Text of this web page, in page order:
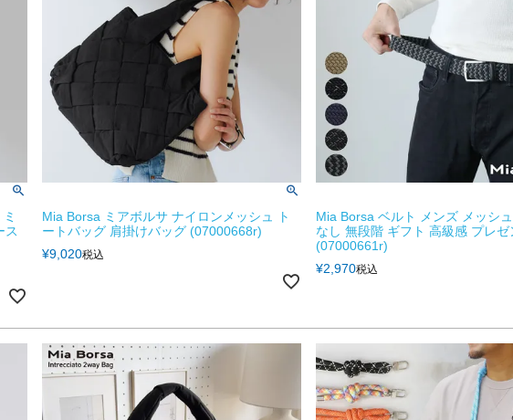
ス
Mia Borsa ミアボルサ ナイロンメッシュ ト
ートバッグ 肩掛けバッグ (07000668r)
¥9,020税込
Mia Borsa ベルト メンズ メッシ
なし 無段階 ギフト 高級感 プレゼ
(07000661r)
¥2,970税込